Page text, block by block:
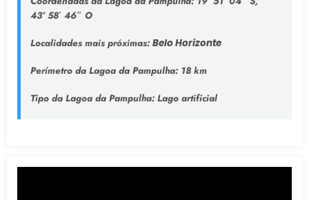
43° 58′ 46″ O
Localidades mais próximas: Belo Horizonte
Perímetro da Lagoa da Pampulha:18 km
Tipo da Lagoa da Pampulha: Lago artificial